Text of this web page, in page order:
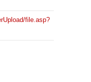
file.asp?